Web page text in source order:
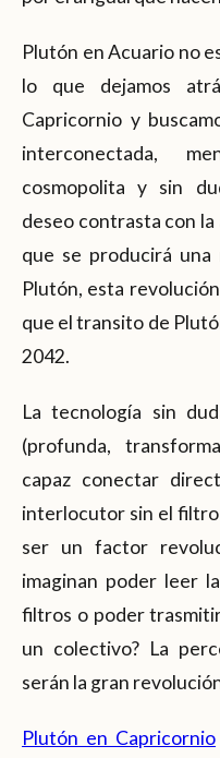
Plutón en Acuario no
lo que dejamos
Capricornio y
interconectada,
cosmopolita y sin
deseo contrasta con
que se producirá
Plutón, esta
que el transito de
2042.
La tecnología sin
(profunda,
capaz conectar
interlocutor sin el
ser un factor
imaginan poder leer
filtros o poder
un colectivo? La
serán la gran
Plutón en Capricornio